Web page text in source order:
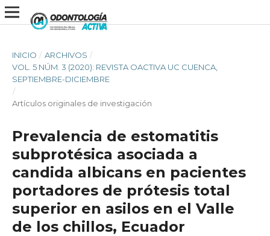
INICIO / ARCHIVOS /
VOL. 5 NÚM. 3 (2020): REVISTA OACTIVA UC CUENCA,
SEPTIEMBRE-DICIEMBRE
/
Artículos originales de investigación
Prevalencia de estomatitis
subprotésica asociada a
candida albicans en pacientes
portadores de prótesis total
superior en asilos en el Valle
de los chillos, Ecuador